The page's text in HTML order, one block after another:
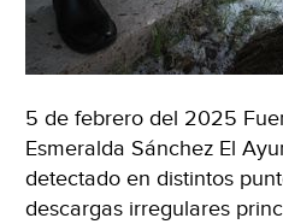
5 de febrero del 2025
Esmeralda Sánchez El
detectado en distintos
descargas irregulares